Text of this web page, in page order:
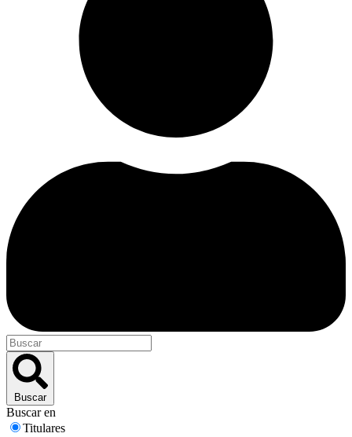
Buscar
Buscar en
Titulares